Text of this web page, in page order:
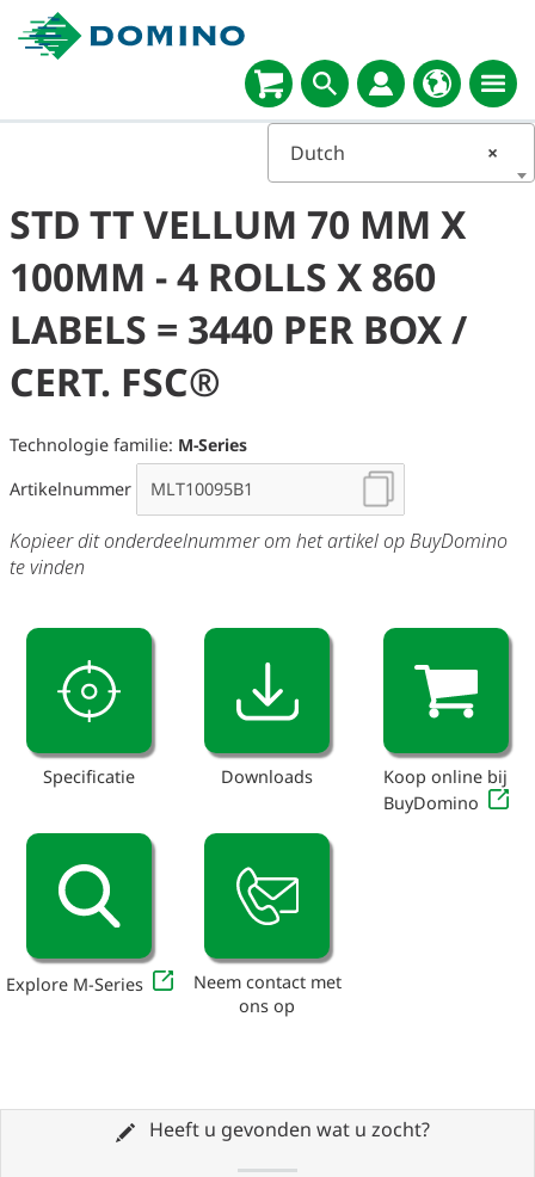
×
Dutch
STD TT VELLUM 70 MM X
100MM - 4 ROLLS X 860
LABELS = 3440 PER BOX /
CERT. FSC®
Technologie familie: M-Series
Artikelnummer
Kopieer dit onderdeelnummer om het artikel op BuyDomino
te vinden
Specificatie Downloads
Koop online bij
BuyDomino
Explore M-Series
Neem contact met
ons op
Heeft u gevonden wat u zocht?